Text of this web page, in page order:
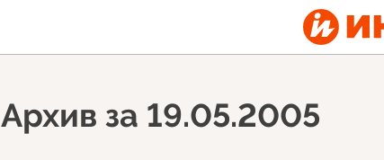
Архив за 19.05.2005